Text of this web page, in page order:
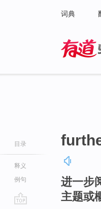
词典
目录
释义
例句
进一步
主题或